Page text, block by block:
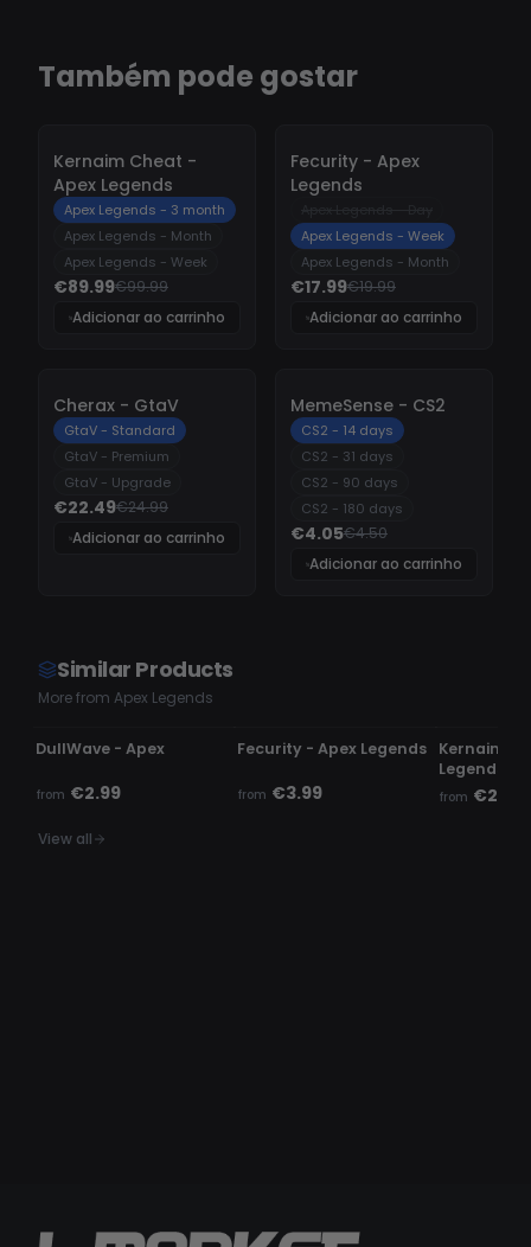
Também pode gostar
Kernaim Cheat -
Apex Legends
Apex Legends - 3 month
Apex Legends - Month
Apex Legends - Week
€89.99€99.99
Adicionar ao carrinho
Fecurity - Apex
Legends
Apex Legends - Week
Apex Legends - Month
€17.99€19.99
Adicionar ao carrinho
-
Cherax - GtaV
GtaV - Standard
GtaV - Premium
GtaV - Upgrade
€22.49€24.99
Adicionar ao carrinho
MemeSense - CS2
CS2 - 14 days
CS2 - 31 days
CS2 - 90 days
CS2 - 180 days
€4.05€4.50
Adicionar ao carrinho
Similar Products
More from Apex Legends
UPDATING
DullWave - Apex
from €2.99
Fecurity - Apex Legends
from €3.99
Kernaim
Legends
from
View all